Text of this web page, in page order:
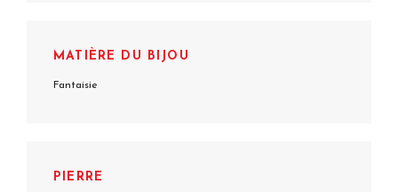
MATIÈRE DU BIJOU
Fantaisie
PIERRE